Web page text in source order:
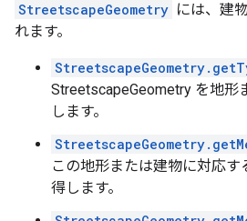
StreetscapeGeometry には、建
れます。
StreetscapeGeometry を地形
します。
この地形または建物に対応す
得します。